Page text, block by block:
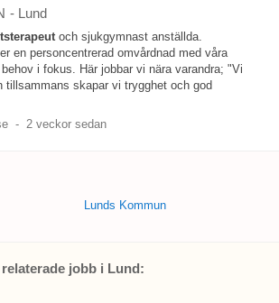
- Lund
och sjukgymnast anställda.
en personcentrerad omvårdnad med våra
i fokus. Här jobbar vi nära varandra; "Vi
tillsammans skapar vi trygghet och god
- 2 veckor sedan
Lunds Kommun
jobb i Lund: